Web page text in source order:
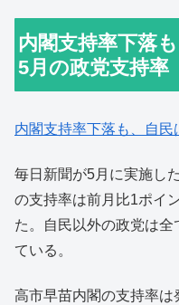
内閣支持率下落
5月の政党支持率
内閣支持率下落も、自
毎日新聞が5月に実施し
の支持率は前月比1ポイ
た。自民以外の政党は
ている。
高市早苗内閣の支持率は